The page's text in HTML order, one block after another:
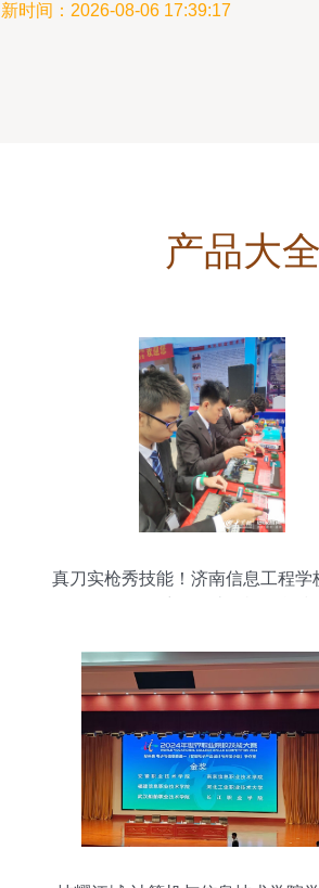
时间：2026-08-06 17:39:17
产品大全
真刀实枪秀技能！济南信息工程学